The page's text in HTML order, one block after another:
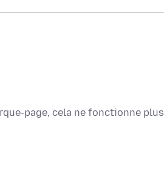
page, cela ne fonctionne plus